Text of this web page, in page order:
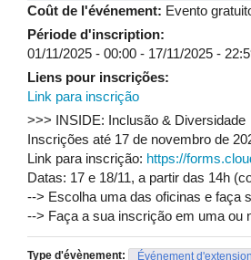
(https://www.instagram.com/
A iniciativa Wings (Women
FAGEN/UFU, é uma iniciativa que
Para saber mais sobre a Wings,
Coût de l'événement: Evento
Période d'inscription:
01/11/2025 - 00:00 - 17/11/2025 -
Liens pour inscrições:
Link para inscrição
>>> INSIDE: Inclusão & Diversidade
Inscrições até 17 de novembro de
Link para inscrição: https://
Datas: 17 e 18/11, a partir das 14h
--> Escolha uma das oficinas e faça
--> Faça a sua inscrição em uma ou
Type d'évènement: Événement d'extension